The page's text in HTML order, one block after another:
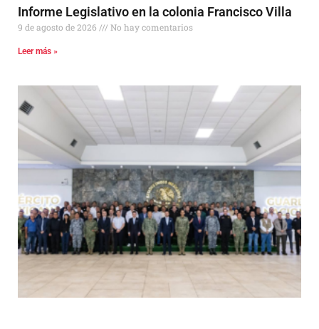
Informe Legislativo en la colonia Francisco Villa
9 de agosto de 2026 No hay comentarios
Leer más »